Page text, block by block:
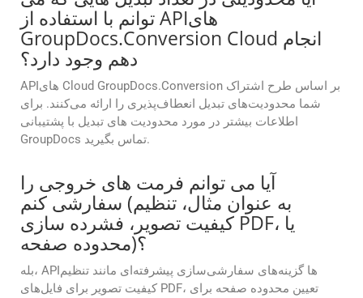
توانم با استفاده از APIهای
GroupDocs.Conversion Cloud انجام
دهم وجود دارد؟
APIهای Cloud GroupDocs.Conversion بر اساس طرح اشتراک
شما محدودیت‌های تبدیل انعطاف‌پذیری را ارائه می‌کنند. برای
اطلاعات بیشتر در مورد محدودیت های تبدیل با پشتیبانی
GroupDocs تماس بگیرید.
آیا می توانم فرمت های خروجی را
سفارشی کنم (به عنوان مثال، تنظیم
کیفیت تصویر، فشرده سازی PDF، یا
محدوده صفحه)؟
بله، APIها گزینه‌های سفارشی‌سازی پیشرفته‌ای مانند تنظیم
کیفیت تصویر برای فایل‌های PDF، تعیین محدوده صفحه برای